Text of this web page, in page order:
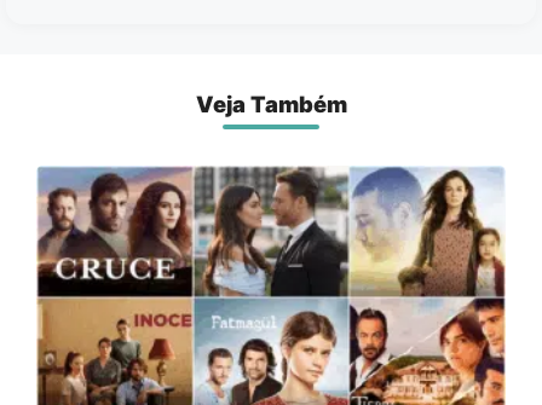
Veja Também